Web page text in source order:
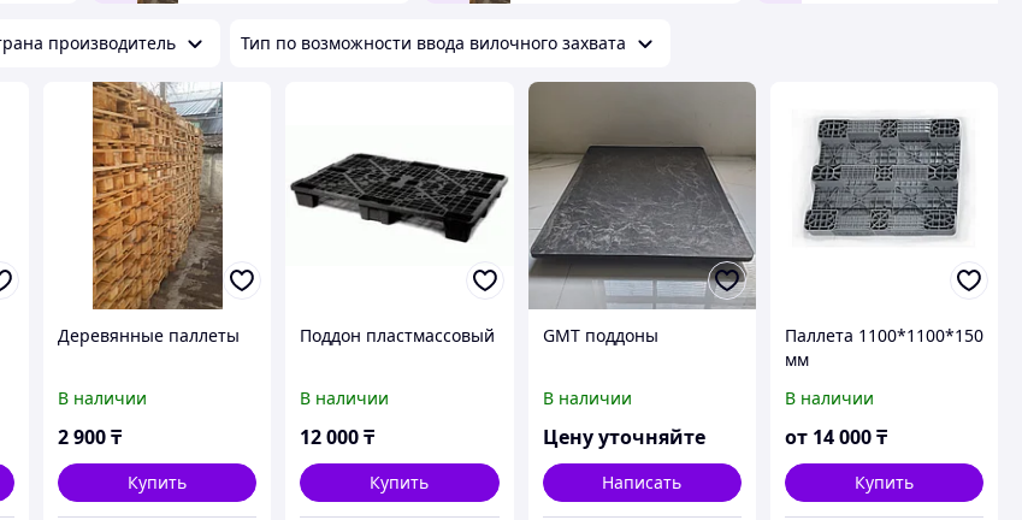
производитель Тип по возможности ввода вилочного захвата
Деревянные паллеты
В наличии
2 900₸
Купить
Поддон пластмассовый
В наличии
12 000₸
Купить
GMT поддоны
В наличии
Цену уточняйте
Написать
Паллета 1100*1100*150
мм
В наличии
от 14 000₸
Купить